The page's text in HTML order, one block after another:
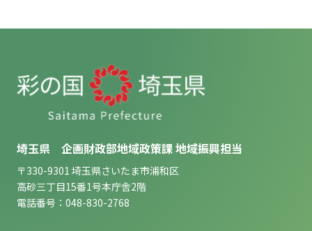
埼玉県 企画財政部地域政策課 地域振興担当
〒330-9301 埼玉県さいたま市浦和区
高砂三丁目15番1号本庁舎2階
電話番号：048-830-2768